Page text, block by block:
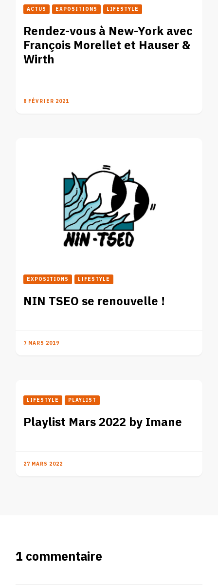
ACTUS EXPOSITIONS LIFESTYLE
Rendez-vous à New-York avec
François Morellet et Hauser &
Wirth
8 FÉVRIER 2021
EXPOSITIONS LIFESTYLE
NIN TSEO se renouvelle !
7 MARS 2019
LIFESTYLE PLAYLIST
Playlist Mars 2022 by Imane
27 MARS 2022
1 commentaire